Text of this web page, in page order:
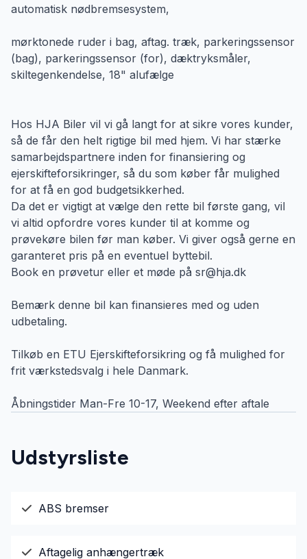
automatisk nødbremsesystem,
mørktonede ruder i bag, aftag. træk, parkeringssensor
(bag), parkeringssensor (for), dæktryksmåler,
skiltegenkendelse, 18" alufælge
Hos HJA Biler vil vi gå langt for at sikre vores kunder,
så de får den helt rigtige bil med hjem. Vi har stærke
samarbejdspartnere inden for finansiering og
ejerskifteforsikringer, så du som køber får mulighed
for at få en god budgetsikkerhed.
Da det er vigtigt at vælge den rette bil første gang, vil
vi altid opfordre vores kunder til at komme og
prøvekøre bilen før man køber. Vi giver også gerne en
garanteret pris på en eventuel byttebil.
Book en prøvetur eller et møde på sr@hja.dk
Bemærk denne bil kan finansieres med og uden
udbetaling.
Tilkøb en ETU Ejerskifteforsikring og få mulighed for
frit værkstedsvalg i hele Danmark.
Åbningstider Man-Fre 10-17, Weekend efter aftale
Udstyrsliste
ABS bremser
Aftagelig anhængertræk